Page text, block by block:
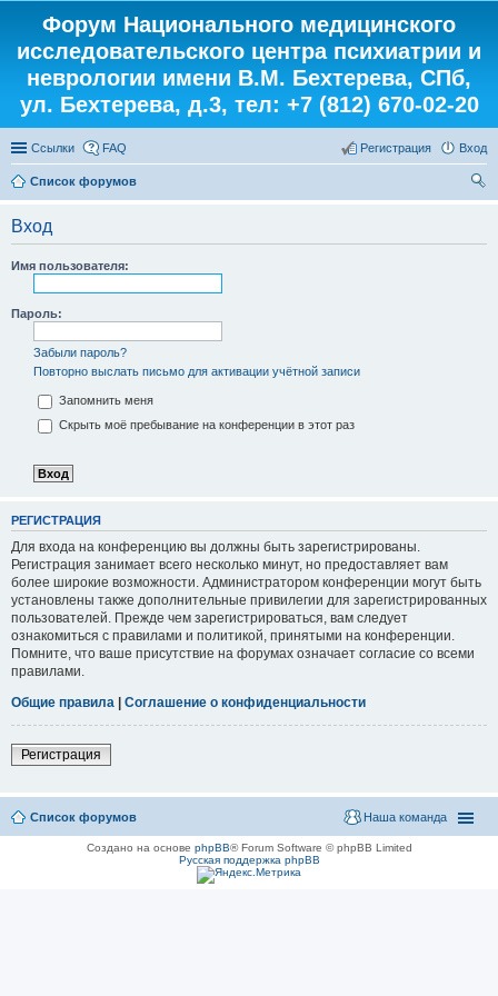
Форум Национального медицинского
исследовательского центра психиатрии и
неврологии имени В.М. Бехтерева, СПб,
ул. Бехтерева, д.3, тел: +7 (812) 670-02-20
Ссылки FAQ Вход
Регистрация
Список форумов
Вход
Имя пользователя:
Пароль:
Забыли пароль?
Повторно выслать письмо для активации учётной записи
Запомнить меня
Скрыть моё пребывание на конференции в этот раз
РЕГИСТРАЦИЯ
Для входа на конференцию вы должны быть зарегистрированы.
Регистрация занимает всего несколько минут, но предоставляет вам
более широкие возможности. Администратором конференции могут быть
установлены также дополнительные привилегии для зарегистрированных
пользователей. Прежде чем зарегистрироваться, вам следует
ознакомиться с правилами и политикой, принятыми на конференции.
Помните, что ваше присутствие на форумах означает согласие со всеми
правилами.
Общие правила | Соглашение о конфиденциальности
Регистрация
Список форумов Наша команда
Создано на основе phpBB® Forum Software © phpBB Limited
Русская поддержка phpBB